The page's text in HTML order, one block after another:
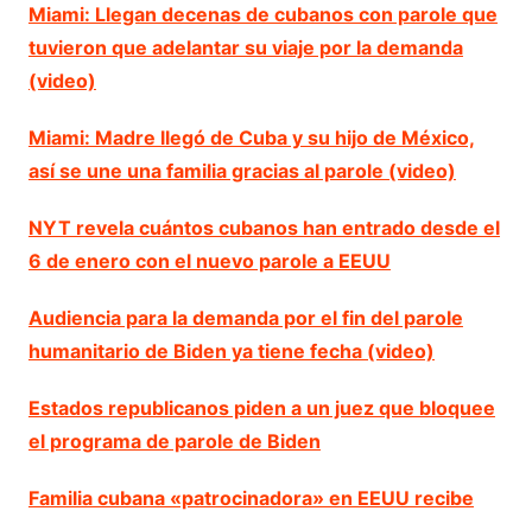
Miami: Llegan decenas de cubanos con parole que
tuvieron que adelantar su viaje por la demanda
(video)
Miami: Madre llegó de Cuba y su hijo de México,
así se une una familia gracias al parole (video)
NYT revela cuántos cubanos han entrado desde el
6 de enero con el nuevo parole a EEUU
Audiencia para la demanda por el fin del parole
humanitario de Biden ya tiene fecha (video)
Estados republicanos piden a un juez que bloquee
el programa de parole de Biden
Familia cubana «patrocinadora» en EEUU recibe